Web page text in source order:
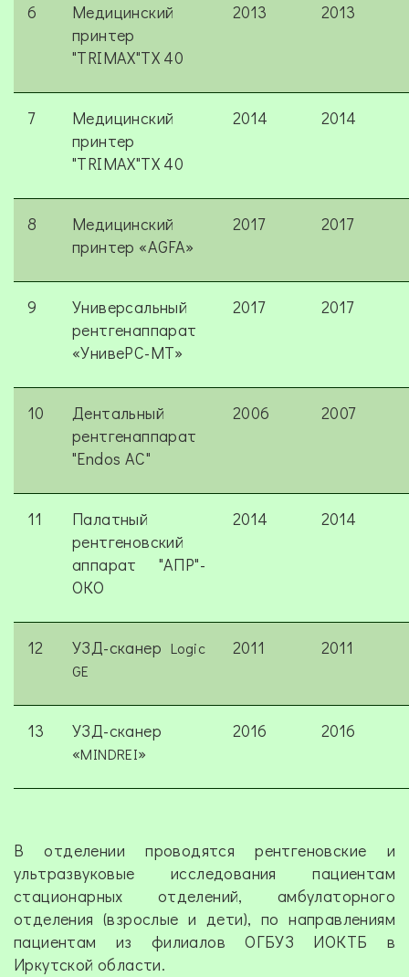
6
Медицинский
принтер
"TRIMAX"ТХ 40
2013 2013
7
Медицинский
принтер
"TRIMAX"ТХ 40
2014 2014
8
Медицинский
принтер «AGFA»
2017 2017
9
Универсальный
рентгенаппарат
«УнивеРС-МТ»
2017 2017
10
Дентальный
рентгенаппарат
"Endos AC"
2006 2007
11
Палатный
рентгеновский
аппарат "АПР"-
ОКО
2014 2014
12 УЗД-сканер Logic
GE
2011 2011
13
УЗД-сканер
«MINDREI»
2016 2016
В отделении проводятся рентгеновские и
ультразвуковые исследования пациентам
стационарных отделений, амбулаторного
отделения (взрослые и дети), по направлениям
пациентам из филиалов ОГБУЗ ИОКТБ в
Иркутской области.